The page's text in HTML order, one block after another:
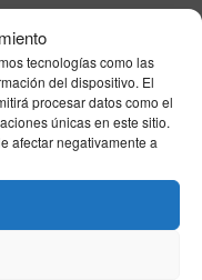
tecnologías como las
del dispositivo. El
procesar datos como el
únicas en este sitio.
afectar negativamente a
ayuda europea para
de Bruselas
ciudadana
de la Constitución
ciudad
viernes 7 de